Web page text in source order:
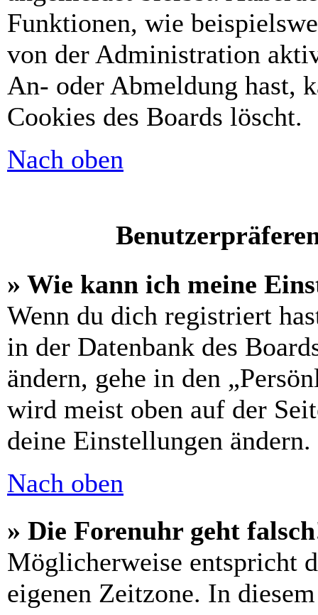
Funktionen, wie
von der Administration
An- oder Abmeldung hast,
Cookies des Boards löscht.
Nach oben
» Wie kann ich meine
Wenn du dich registriert
in der Datenbank des
ändern, gehe in den
wird meist oben auf der
deine Einstellungen ändern.
Nach oben
» Die Forenuhr geht
Möglicherweise entspricht
eigenen Zeitzone. In